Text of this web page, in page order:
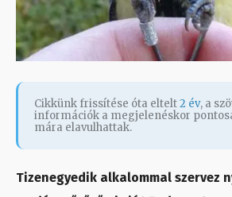
Cikkünk frissítése óta eltelt2 év, a
információk a megjelenéskor
mára elavulhattak.
Tizenegyedik alkalommal szervez